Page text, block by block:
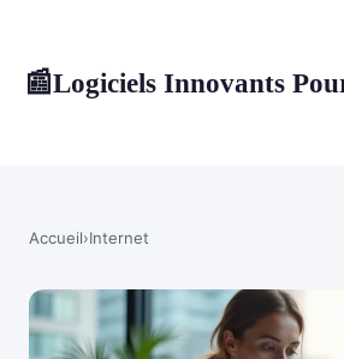
📰Logiciels Innovants
Accueil›Internet